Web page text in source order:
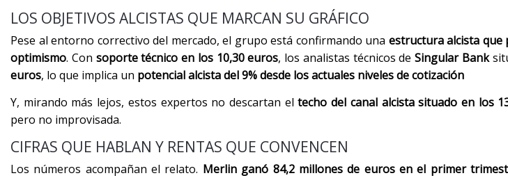
LOS OBJETIVOS ALCISTAS QUE MARCAN SU GRÁFICO
Pese al entorno correctivo del mercado, el grupo está confirmando una estructura alcista que
optimismo. Con soporte técnico en los 10,30 euros, los analistas técnicos de Singular Bank
euros, lo que implica un potencial alcista del 9% desde los actuales niveles de cotización
Y, mirando más lejos, estos expertos no descartan eltecho del canal alcista situado en los
pero no improvisada.
CIFRAS QUE HABLAN Y RENTAS QUE CONVENCEN
Los números acompañan el relato. Merlin ganó 84,2 millones de euros en el primer